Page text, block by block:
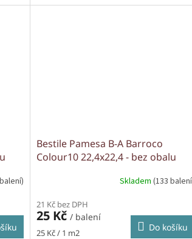
Bestile Pamesa B-A Barroco
Colour10 22,4x22,4 - bez obalu
Skladem (133
21 Kč bez DPH
25 Kč / balení
Měrná
25 Kč / 1 m2 Do košíku